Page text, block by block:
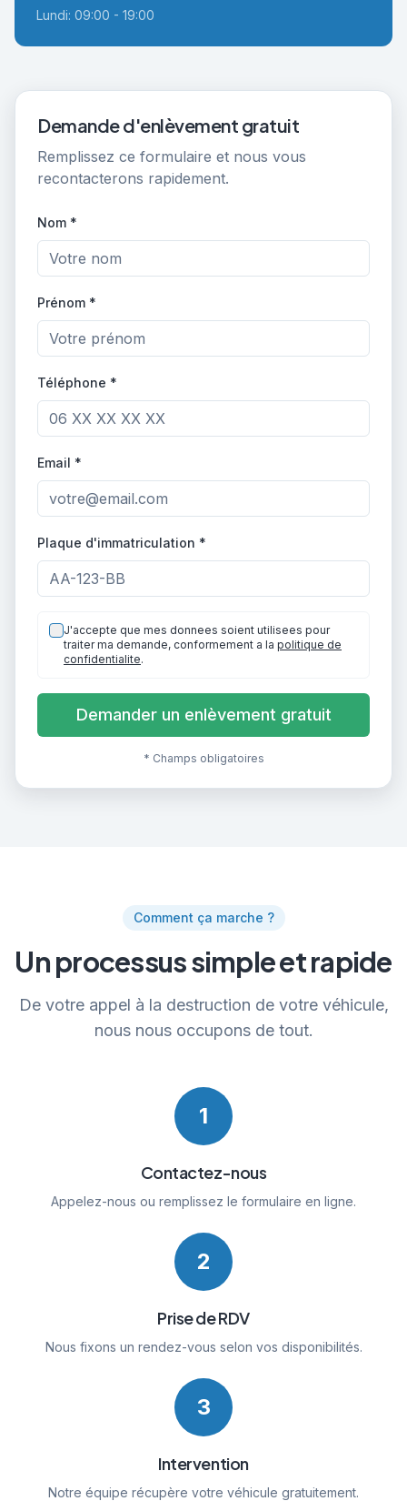
Lundi: 09:00 - 19:00
Demande d'enlèvement gratuit
Remplissez ce formulaire et nous vous
recontacterons rapidement.
Nom *
Prénom *
Téléphone *
Email *
Plaque d'immatriculation *
J'accepte que mes donnees soient utilisees pour
traiter ma demande, conformement a la politique de
confidentialite.
Demander un enlèvement gratuit
* Champs obligatoires
Comment ça marche ?
Un processus simple et rapide
De votre appel à la destruction de votre véhicule,
nous nous occupons de tout.
1
Contactez-nous
Appelez-nous ou remplissez le formulaire en ligne.
2
Prise de RDV
Nous fixons un rendez-vous selon vos disponibilités.
3
Intervention
Notre équipe récupère votre véhicule gratuitement.